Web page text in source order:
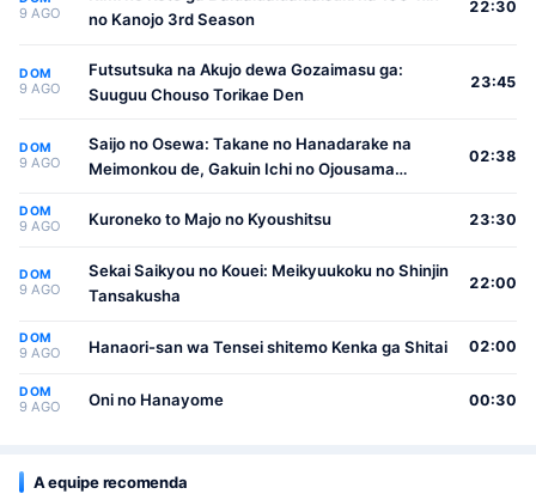
9 AGO
no Kanojo 3rd Season
22:30
DOM
9 AGO
Futsutsuka na Akujo dewa Gozaimasu ga:
Suuguu Chouso Torikae Den
23:45
DOM
9 AGO
Saijo no Osewa: Takane no Hanadarake na
Meimonkou de, Gakuin Ichi no Ojousama
Osewa suru Koto ni Narimashita
02:38
DOM
9 AGO Kuroneko to Majo no Kyoushitsu 23:30
DOM
9 AGO
Sekai Saikyou no Kouei: Meikyuukoku no Shinjin
Tansakusha
22:00
DOM
9 AGO Hanaori-san wa Tensei shitemo Kenka ga Shitai 02:00
DOM
9 AGO Oni no Hanayome 00:30
A equipe recomenda